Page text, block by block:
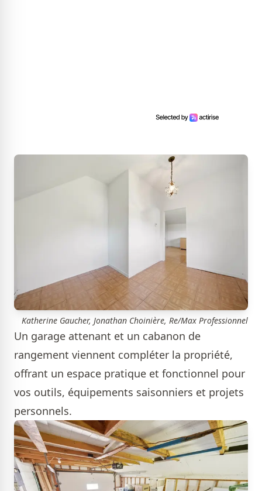
Katherine Gaucher, Jonathan Choinière, Re/Max Professionnel
Un garage attenant et un cabanon de
rangement viennent compléter la propriété,
offrant un espace pratique et fonctionnel pour
vos outils, équipements saisonniers et projets
personnels.